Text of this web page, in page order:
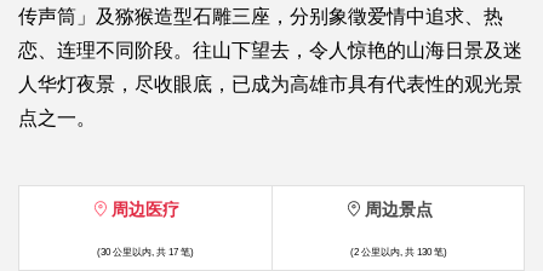
传声筒」及猕猴造型石雕三座，分别象徵爱情中追求、热
恋、连理不同阶段。往山下望去，令人惊艳的山海日景及迷
人华灯夜景，尽收眼底，已成为高雄市具有代表性的观光景
点之一。
周边医疗
(30 公里以内, 共 17 笔)
周边景点
(2 公里以内, 共 130 笔)